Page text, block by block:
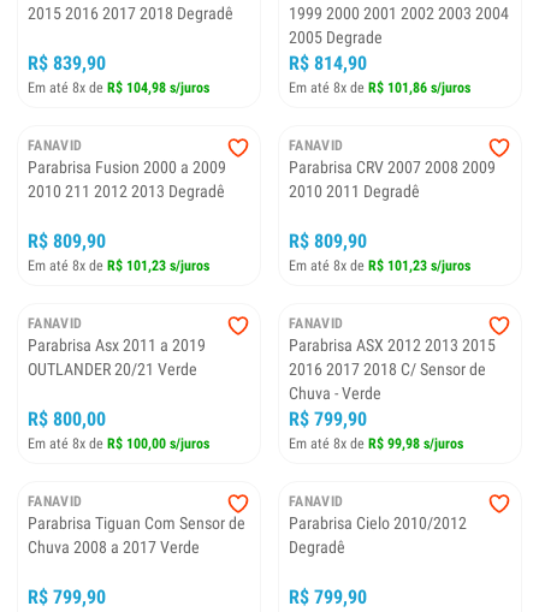
2015 2016 2017 2018 Degradê
R$ 839,90
Em até 8x de R$ 104,98 s/juros
1999 2000 2001 2002 2003 2004
2005 Degrade
R$ 814,90
Em até 8x de R$ 101,86 s/juros
FANAVID
Parabrisa Fusion 2000 a 2009
2010 211 2012 2013 Degradê
R$ 809,90
Em até 8x de R$ 101,23 s/juros
FANAVID
Parabrisa CRV 2007 2008 2009
2010 2011 Degradê
R$ 809,90
Em até 8x de R$ 101,23 s/juros
FANAVID
Parabrisa Asx 2011 a 2019
OUTLANDER 20/21 Verde
R$ 800,00
Em até 8x de R$ 100,00 s/juros
FANAVID
Parabrisa ASX 2012 2013 2015
2016 2017 2018 C/ Sensor de
Chuva - Verde
R$ 799,90
Em até 8x de R$ 99,98 s/juros
FANAVID
Parabrisa Tiguan Com Sensor de
Chuva 2008 a 2017 Verde
R$ 799,90
FANAVID
Parabrisa Cielo 2010/2012
Degradê
R$ 799,90